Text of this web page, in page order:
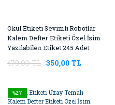
Okul Etiketi Sevimli Robotlar
Kalem Defter Etiketi Özel İsim
Yazılabilen Etiket 245 Adet
479,00 TL 350,00 TL
%27